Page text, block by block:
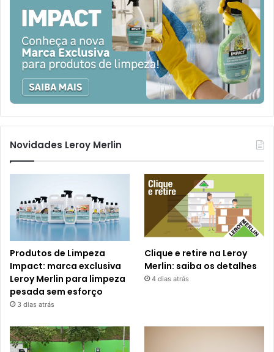
Novidades Leroy Merlin
Produtos de Limpeza
Impact: marca exclusiva
Leroy Merlin para limpeza
pesada sem esforço
3 dias atrás
Clique e retire na Leroy
Merlin: saiba os detalhes
4 dias atrás